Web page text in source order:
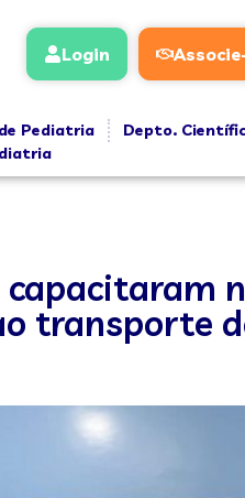
Login
Pediatria Depto.
transporte